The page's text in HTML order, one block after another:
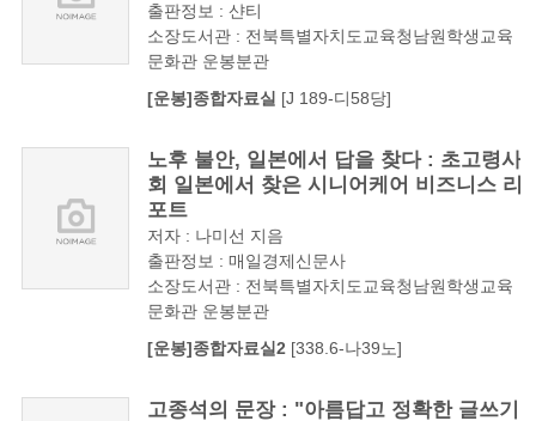
출판정보 : 샨티
소장도서관 : 전북특별자치도교육청남원학생교육
문화관 운봉분관
[운봉]종합자료실 [J 189-디58당]
노후 불안, 일본에서 답을 찾다 : 초고령사
회 일본에서 찾은 시니어케어 비즈니스 리
포트
저자 : 나미선 지음
출판정보 : 매일경제신문사
소장도서관 : 전북특별자치도교육청남원학생교육
문화관 운봉분관
[운봉]종합자료실2[338.6-나39노]
고종석의 문장 : "아름답고 정확한 글쓰기